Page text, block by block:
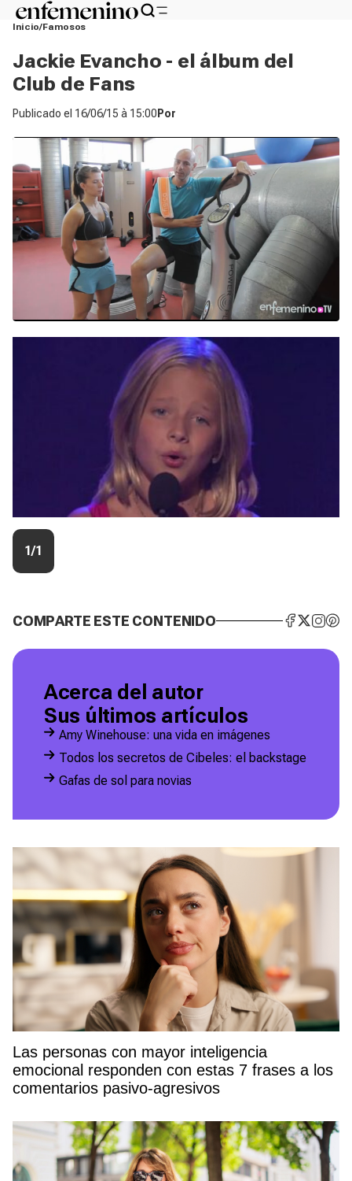
Inicio Famosos
Jackie Evancho - el álbum del
Club de Fans
Publicado el 16/06/15 à 15:00 Por
1/1
COMPARTE ESTE CONTENIDO
Acerca del autor
Sus últimos artículos
Amy Winehouse: una vida en imágenes
Todos los secretos de Cibeles: el backstage
Gafas de sol para novias
Las personas con mayor inteligencia
emocional responden con estas 7 frases a los
comentarios pasivo-agresivos